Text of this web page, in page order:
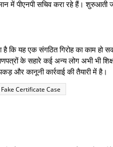
में पीएनपी सचिव करा रहे हैं।
है कि यह एक संगठित गिरोह का काम
के सहारे कई अन्य लोग अभी भी
और कानूनी कार्रवाई की तैयारी में है।
Fake Certificate Case